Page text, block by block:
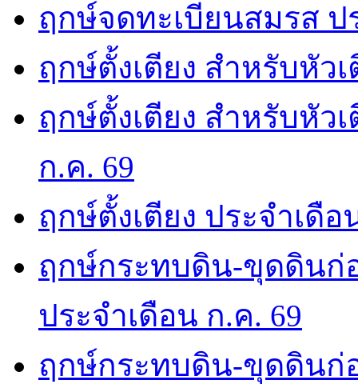
ฤกษ์จดทะเบียนสมรส ป
ฤกษ์ตั้งเตียง สำหรับหัว
ฤกษ์ตั้งเตียง สำหรับหัว
ก.ค. 69
ฤกษ์ตั้งเตียง ประจำเดือ
ฤกษ์กระทบดิน-ขุดดินก่
ประจำเดือน ก.ค. 69
ฤกษ์กระทบดิน-ขุดดินก่